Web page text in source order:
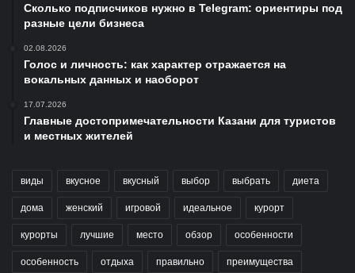
Сколько подписчиков нужно в Telegram: ориентиры под
разные цели бизнеса
02.08.2026
Голос и личность: как характер отражается на
вокальных данных и наоборот
17.07.2026
Главные достопримечательности Казани для туристов
и местных жителей
виды вкусное вкусный выбор выбрать диета
дома женский игровой идеальное курорт
курорты лучшие место обзор особенности
особенность отдыха правильно преимущества